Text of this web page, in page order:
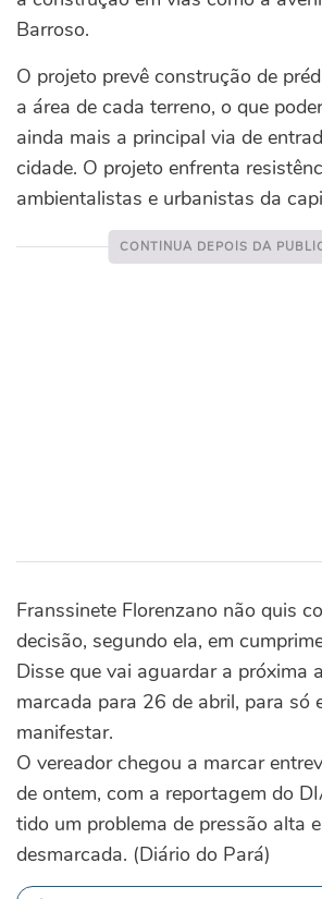
Barroso.
O projeto prevê construção de
a área de cada terreno, o que
ainda mais a principal via de
cidade. O projeto enfrenta
ambientalistas e urbanistas da
Franssinete Florenzano não quis
decisão, segundo ela, em
Disse que vai aguardar a próxima
marcada para 26 de abril, para só
manifestar.
O vereador chegou a marcar
de ontem, com a reportagem do
tido um problema de pressão alta
desmarcada. (Diário do Pará)